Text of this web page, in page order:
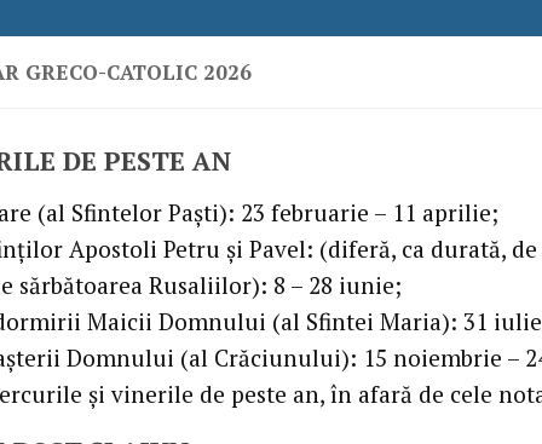
GRECO-CATOLIC 2026
DE PESTE AN
(al Sfintelor Paști): 23 februarie – 11 aprilie;
Apostoli Petru şi Pavel: (diferă, ca durată,
sărbătoarea Rusaliilor): 8 – 28 iunie;
Maicii Domnului (al Sfintei Maria): 31 iulie
Domnului (al Crăciunului): 15 noiembrie –
şi vinerile de peste an, în afară de cele